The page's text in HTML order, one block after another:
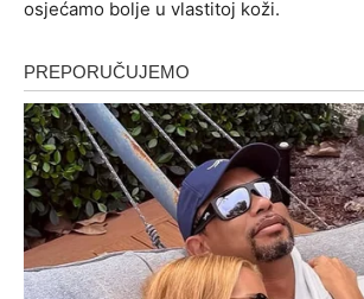
osjećamo bolje u vlastitoj koži.